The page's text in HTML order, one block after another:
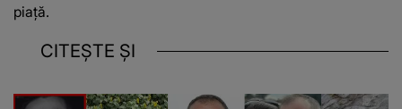
piață.
CITEȘTE ȘI